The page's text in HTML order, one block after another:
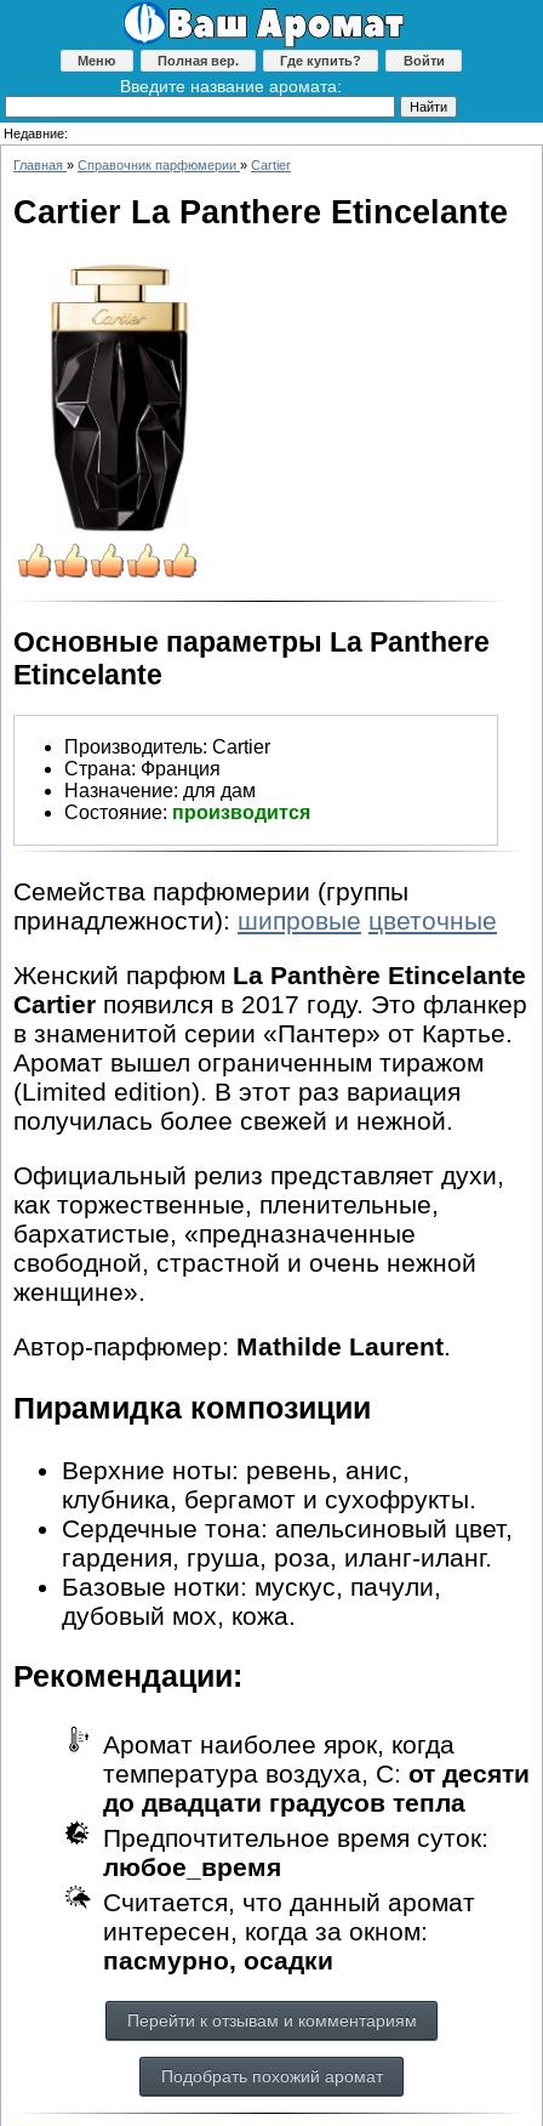
Меню Полная вер. Где купить? Войти
Введите название аромата:
Недавние:
Главная » Справочник парфюмерии » Cartier
Cartier La Panthere Etincelante
Основные параметры La Panthere
Etincelante
Производитель: Cartier
Страна: Франция
Назначение: для дам
Состояние: производится
Семейства парфюмерии (группы
принадлежности): шипровые цветочные
Женский парфюм La Panthère Etincelante
Cartier появился в 2017 году. Это фланкер
в знаменитой серии «Пантер» от Картье.
Аромат вышел ограниченным тиражом
(Limited edition). В этот раз вариация
получилась более свежей и нежной.
Официальный релиз представляет духи,
как торжественные, пленительные,
бархатистые, «предназначенные
свободной, страстной и очень нежной
женщине».
Автор-парфюмер: Mathilde Laurent.
Пирамидка композиции
Верхние ноты: ревень, анис,
клубника, бергамот и сухофрукты.
Сердечные тона: апельсиновый цвет,
гардения, груша, роза, иланг-иланг.
Базовые нотки: мускус, пачули,
дубовый мох, кожа.
Рекомендации:
Аромат наиболее ярок, когда
температура воздуха, С: от десяти
до двадцати градусов тепла
Предпочтительное время суток:
любое_время
Считается, что данный аромат
интересен, когда за окном:
пасмурно, осадки
Перейти к отзывам и комментариям
Подобрать похожий аромат